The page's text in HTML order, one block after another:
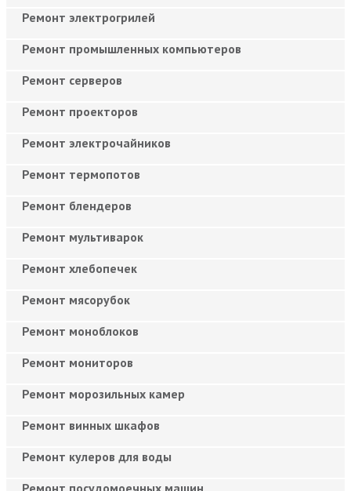
Ремонт электрогрилей
Ремонт промышленных компьютеров
Ремонт серверов
Ремонт проекторов
Ремонт электрочайников
Ремонт термопотов
Ремонт блендеров
Ремонт мультиварок
Ремонт хлебопечек
Ремонт мясорубок
Ремонт моноблоков
Ремонт мониторов
Ремонт морозильных камер
Ремонт винных шкафов
Ремонт кулеров для воды
Ремонт посудомоечных машин